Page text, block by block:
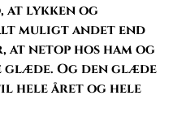
lykken og
muligt andet end
at netop hos ham og
glæde. Og den glæde
hele året og hele